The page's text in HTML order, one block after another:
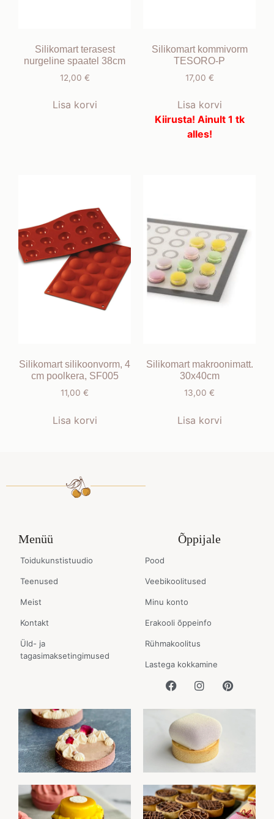
Silikomart terasest
nurgeline spaatel 38cm
12,00 €
Lisa korvi
Silikomart kommivorm
TESORO-P
17,00 €
Lisa korvi
Kiirusta! Ainult 1 tk
alles!
Silikomart silikoonvorm, 4
cm poolkera, SF005
11,00 €
Lisa korvi
Silikomart makroonimatt.
30x40cm
13,00 €
Lisa korvi
Menüü
Toidukunstistuudio
Teenused
Meist
Kontakt
Üld- ja
tagasimaksetingimused
Õppijale
Pood
Veebikoolitused
Minu konto
Erakooli õppeinfo
Rühmakoolitus
Lastega kokkamine